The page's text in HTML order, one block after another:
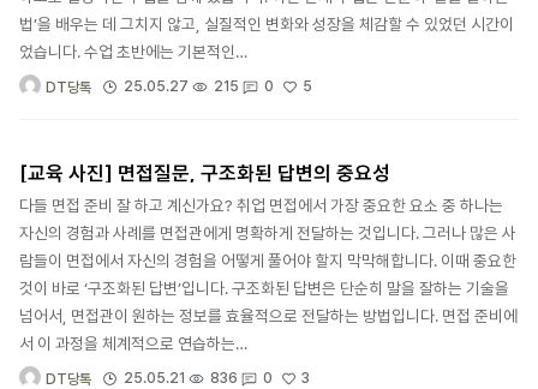
법’을 배우는 데 그치지 않고, 실질적인 변화와 성장을 체감할 수 있었던 시간이
었습니다. 수업 초반에는 기본적인…
DT당톡 25.05.27 215 0 5
[교육 사진] 면접질문, 구조화된 답변의 중요성
다들 면접 준비 잘 하고 계신가요? 취업 면접에서 가장 중요한 요소 중 하나는
자신의 경험과 사례를 면접관에게 명확하게 전달하는 것입니다. 그러나 많은 사
람들이 면접에서 자신의 경험을 어떻게 풀어야 할지 막막해합니다. 이때 중요한
것이 바로 ‘구조화된 답변’입니다. 구조화된 답변은 단순히 말을 잘하는 기술을
넘어서, 면접관이 원하는 정보를 효율적으로 전달하는 방법입니다. 면접 준비에
서 이 과정을 체계적으로 연습하는…
DT당톡 25.05.21 836 0 3